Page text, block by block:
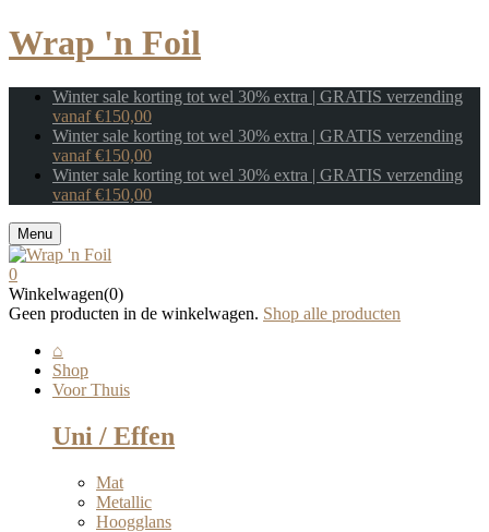
Wrap 'n Foil
Winter sale korting tot wel 30% extra | GRATIS verzending
vanaf €150,00
Winter sale korting tot wel 30% extra | GRATIS verzending
vanaf €150,00
Winter sale korting tot wel 30% extra | GRATIS verzending
vanaf €150,00
Menu
0
Winkelwagen(0)
Geen producten in de winkelwagen. Shop alle producten
⌂
Shop
Voor Thuis
Uni / Effen
Mat
Metallic
Hoogglans